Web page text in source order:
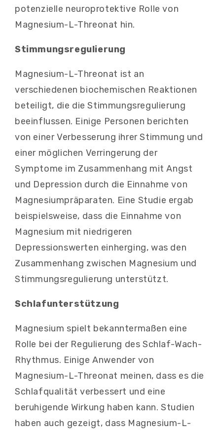
potenzielle neuroprotektive Rolle von
Magnesium-L-Threonat hin.
Stimmungsregulierung
Magnesium-L-Threonat ist an
verschiedenen biochemischen Reaktionen
beteiligt, die die Stimmungsregulierung
beeinflussen. Einige Personen berichten
von einer Verbesserung ihrer Stimmung und
einer möglichen Verringerung der
Symptome im Zusammenhang mit Angst
und Depression durch die Einnahme von
Magnesiumpräparaten. Eine Studie ergab
beispielsweise, dass die Einnahme von
Magnesium mit niedrigeren
Depressionswerten einherging, was den
Zusammenhang zwischen Magnesium und
Stimmungsregulierung unterstützt.
Schlafunterstützung
Magnesium spielt bekanntermaßen eine
Rolle bei der Regulierung des Schlaf-Wach-
Rhythmus. Einige Anwender von
Magnesium-L-Threonat meinen, dass es die
Schlafqualität verbessert und eine
beruhigende Wirkung haben kann. Studien
haben auch gezeigt, dass Magnesium-L-